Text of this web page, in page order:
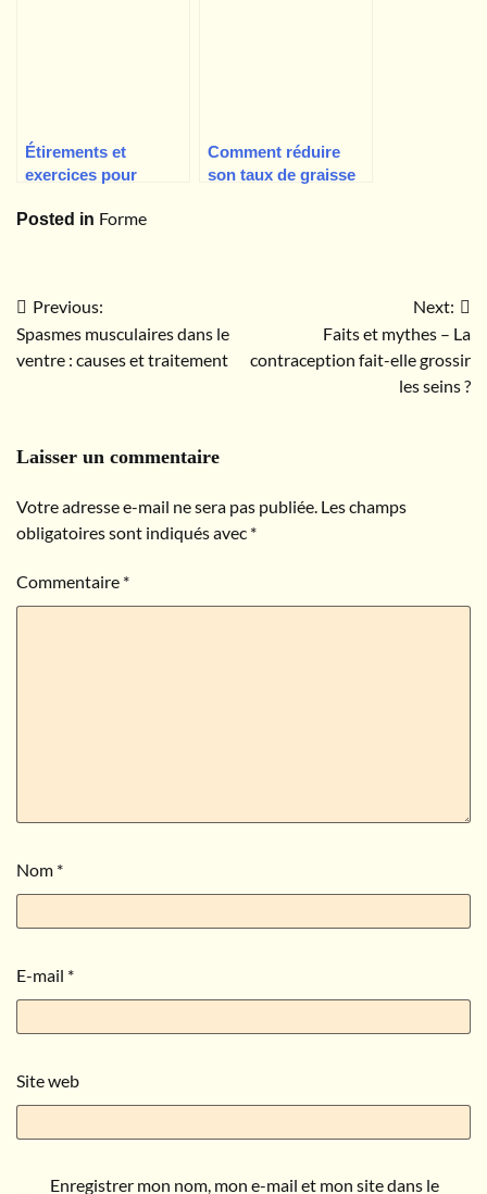
Étirements et
exercices pour
de la sciatique, par
Comment réduire
son taux de graisse
Posted in Forme
Navigation
de
Previous:
Spasmes musculaires dans le
ventre : causes et traitement
Next:
Faits et mythes – La
contraception fait-elle grossir
les seins ?
Laisser un commentaire
Votre adresse e-mail ne sera pas publiée. Les champs
obligatoires sont indiqués avec *
Commentaire *
Nom *
E-mail *
Site web
Enregistrer mon nom, mon e-mail et mon site dans le